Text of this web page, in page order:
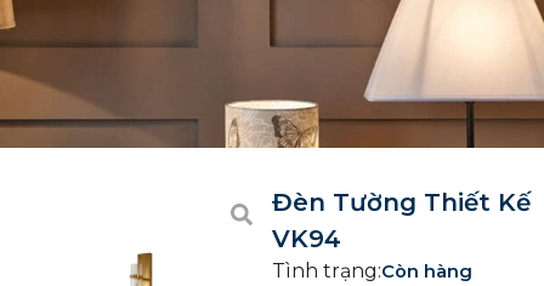
Đèn Tường Thiết Kế
VK94
Tình trạng:Còn hàng